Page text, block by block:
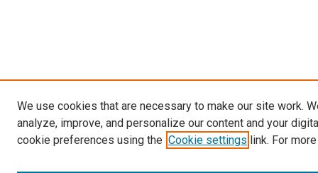
We use cookies that are necessary to make our site work.
analyze, improve, and personalize our content and your
cookie preferences using the Cookie settings link. For